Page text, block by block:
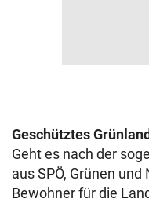
Geschütztes
Geht es nach der
aus SPÖ, Grünen
Bewohner für die